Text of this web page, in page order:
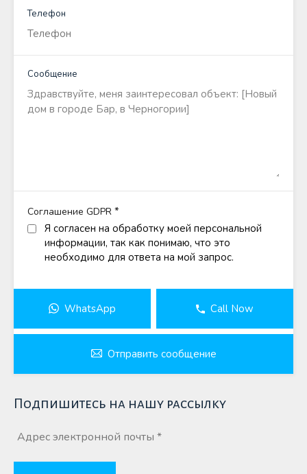
Телефон
Сообщение
Соглашение GDPR *
Я согласен на обработку моей персональной
информации, так как понимаю, что это
необходимо для ответа на мой запрос.
WhatsApp Call Now
Отправить сообщение
Подпишитесь на нашу рассылку